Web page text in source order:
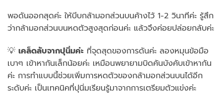
พอดันออกสุดค่ะ ให้บีบกล้ามอกส่วนบนค้างไว้ 1-2 วินาทีค่ะ รู้สึก
ว่ากล้ามอกส่วนบนหดตัวสูงสุดก่อนค่ะ แล้วจึงค่อยปล่อยกลับค่ะ
💡 เคล็ดลับจากปุนิ่มค่ะ ที่จุดสุดของการดันค่ะ ลองหมุนข้อมือ
เบาๆ เข้าหากันเล็กน้อยค่ะ เหมือนพยายามบิดคันบังคับเข้าหากัน
ค่ะ การทำแบบนี้ช่วยเพิ่มการหดตัวของกล้ามอกส่วนบนได้อีก
ระดับค่ะ เป็นเทคนิคที่ปุนิ่มเรียนรู้มาจากการเตรียมตัวแข่งค่ะ